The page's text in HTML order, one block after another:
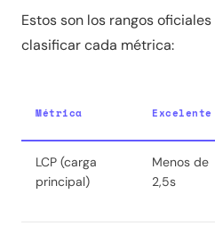
Estos son los rangos
clasificar cada métrica:
Métrica Excelente
LCP (carga
principal)
Menos de
2,5s